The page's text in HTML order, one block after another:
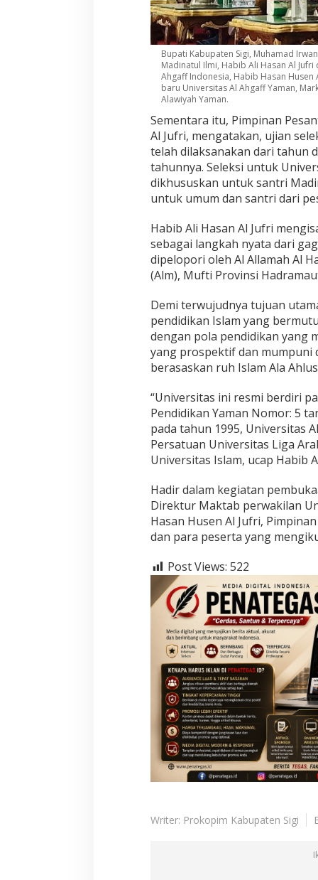
Bupati Kabupaten Sigi, Muhamad
Madinatul Ilmi, Habib Ali Hasan Al
Ahgaff Indonesia, Habib Hasan
baru Universitas Al Ahgaff Yaman,
Alawiyah Yaman.
Sementara itu, Pimpinan
Al Jufri, mengatakan, ujian
telah dilaksanakan dari tahun
tahunnya. Seleksi untuk
dikhususkan untuk santri
untuk umum dan santri dari
Habib Ali Hasan Al Jufri
sebagai langkah nyata dari
dipelopori oleh Al Allamah Al
(Alm), Mufti Provinsi
Demi terwujudnya tujuan
pendidikan Islam yang
dengan pola pendidikan yang
yang prospektif dan mumpuni
berasaskan ruh Islam Ala
“Universitas ini resmi berdiri
Pendidikan Yaman Nomor: 5
pada tahun 1995, Universitas
Persatuan Universitas Liga
Universitas Islam, ucap Habib
Hadir dalam kegiatan
Direktur Maktab perwakilan
Hasan Husen Al Jufri,
dan para peserta yang
Post Views: 522
Writer: Prokopim Kabupaten Sigi